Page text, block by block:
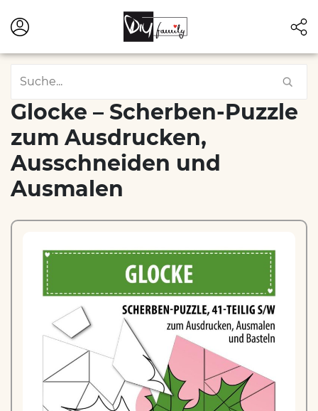
Glocke – Scherben-Puzzle
zum Ausdrucken,
Ausschneiden und
Ausmalen